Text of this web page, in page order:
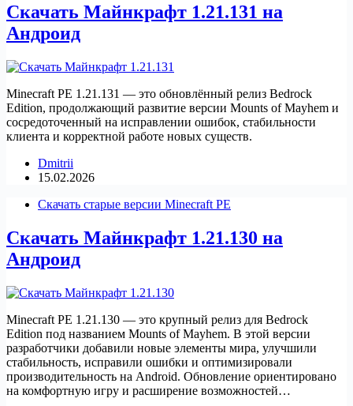
Скачать Майнкрафт 1.21.131 на
Андроид
Minecraft PE 1.21.131 — это обновлённый релиз Bedrock
Edition, продолжающий развитие версии Mounts of Mayhem и
сосредоточенный на исправлении ошибок, стабильности
клиента и корректной работе новых существ.
Dmitrii
15.02.2026
Скачать старые версии Minecraft PE
Скачать Майнкрафт 1.21.130 на
Андроид
Minecraft PE 1.21.130 — это крупный релиз для Bedrock
Edition под названием Mounts of Mayhem. В этой версии
разработчики добавили новые элементы мира, улучшили
стабильность, исправили ошибки и оптимизировали
производительность на Android. Обновление ориентировано
на комфортную игру и расширение возможностей…